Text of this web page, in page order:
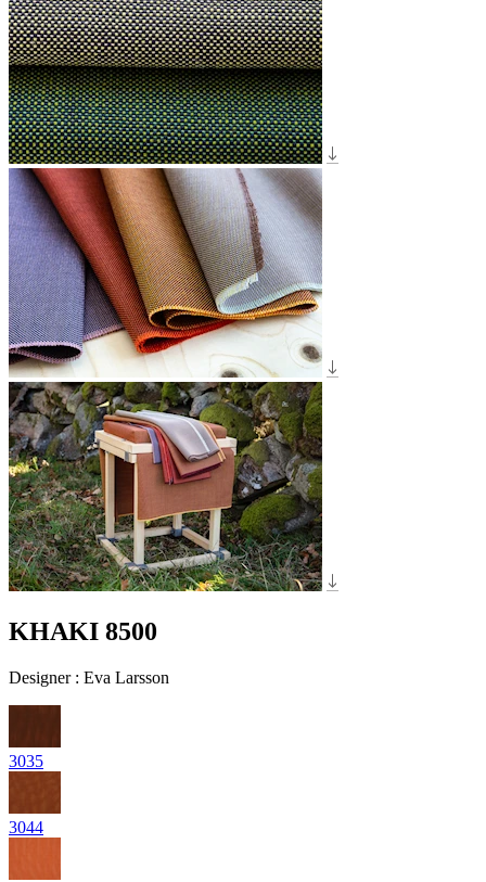
KHAKI 8500
Designer : Eva Larsson
3035
3044